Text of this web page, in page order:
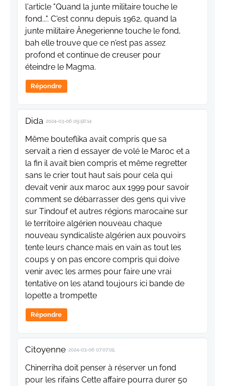
l'article "Quand la junte militaire touche le
fond...". C'est connu depuis 1962, quand la
junte militaire Ânegerienne touche le fond,
bah elle trouve que ce n'est pas assez
profond et continue de creuser pour
éteindre le Magma.
Répondre
Dida 2024-03-06 09:56:14
Même bouteflika avait compris que sa
servait a rien d essayer de volé le Maroc et a
la fin il avait bien compris et même regretter
sans le crier tout haut sais pour cela qui
devait venir aux maroc aux 1999 pour savoir
comment se débarrasser des gens qui vive
sur Tindouf et autres régions marocaine sur
le territoire algérien nouveau chaque
nouveau syndicaliste algérien aux pouvoirs
tente leurs chance mais en vain as tout les
coups y on pas encore compris qui doive
venir avec les armes pour faire une vrai
tentative on les atand toujours ici bande de
lopette a trompette
Répondre
Citoyenne 2024-03-06 07:07:05
Chinerriha doit penser à réserver un fond
pour les rifains Cette affaire pourra durer 50